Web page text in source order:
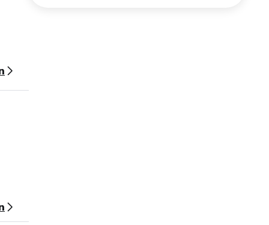
of